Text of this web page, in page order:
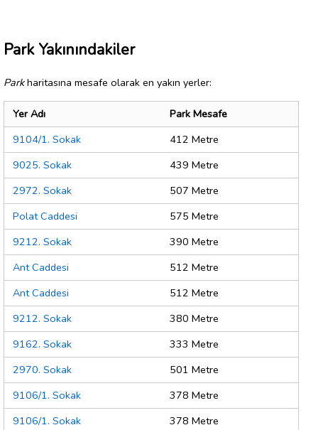
Park Yakınındakiler
Parkharitasına mesafe olarak en yakın yerler:
Yer Adı
Park Mesafe
9104/1. Sokak
412 Metre
9025. Sokak
439 Metre
2972. Sokak
507 Metre
Polat Caddesi
575 Metre
9212. Sokak
390 Metre
Ant Caddesi
512 Metre
Ant Caddesi
512 Metre
9212. Sokak
380 Metre
9162. Sokak
333 Metre
2970. Sokak
501 Metre
9106/1. Sokak
378 Metre
9106/1. Sokak
378 Metre